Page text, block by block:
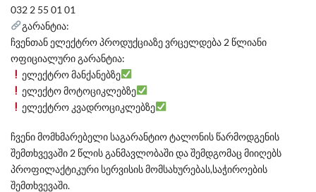
032 2 55 01 01
გარანტია:
ჩვენთან ელექტრო პროდუქციაზე ვრცელდება 2 წლიანი
ოფიციალური გარანტია:
ელექტრო მანქანებზე
ელექტო მოტოციკლებზე
ელექტრო კვადროციკლებზე
ჩვენი მომხმარებელი საგარანტიო ტალონის წარმოდგენის
შემთხვევაში 2 წლის განმავლობაში და შემდგომაც მიიღებს
პროფილაქტიკური სერვისის მომსახურებას,საჭიროების
შემთხვევაში.